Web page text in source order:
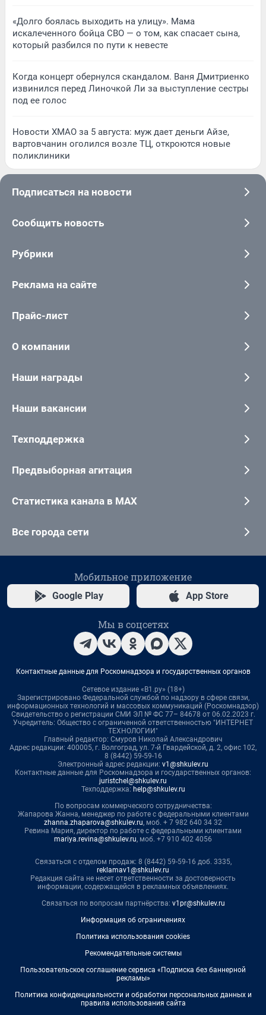
«Долго боялась выходить на улицу». Мама
искалеченного бойца СВО — о том, как спасает сына,
который разбился по пути к невесте
Когда концерт обернулся скандалом. Ваня Дмитриенко
извинился перед Линочкой Ли за выступление сестры
под ее голос
Новости ХМАО за 5 августа: муж дает деньги Айзе,
вартовчанин оголился возле ТЦ, откроются новые
поликлиники
Подписаться на новости
Сообщить новость
Рубрики
Реклама на сайте
Прайс-лист
О компании
Наши награды
Наши вакансии
Техподдержка
Предвыборная агитация
Статистика канала в MAX
Все города сети
Мобильное приложение
Google Play App Store
Мы в соцсетях
Контактные данные для Роскомнадзора и государственных органов
Сетевое издание «В1.ру» (18+)
Зарегистрировано Федеральной службой по надзору в сфере связи,
информационных технологий и массовых коммуникаций (Роскомнадзор)
Свидетельство о регистрации СМИ ЭЛ № ФС 77– 84678 от 06.02.2023 г.
Учредитель: Общество с ограниченной ответственностью "ИНТЕРНЕТ
ТЕХНОЛОГИИ"
Главный редактор: Смуров Николай Александрович
Адрес редакции: 400005, г. Волгоград, ул. 7-й Гвардейской, д. 2, офис 102,
8 (8442) 59-59-16
Электронный адрес редакции: v1@shkulev.ru
Контактные данные для Роскомнадзора и государственных органов:
juristchel@shkulev.ru
Техподдержка: help@shkulev.ru
По вопросам коммерческого сотрудничества:
Жапарова Жанна, менеджер по работе с федеральными клиентами
zhanna.zhaparova@shkulev.ru, моб. + 7 982 640 34 32
Ревина Мария, директор по работе с федеральными клиентами
mariya.revina@shkulev.ru, моб. +7 910 402 4056
Связаться с отделом продаж: 8 (8442) 59-59-16 доб. 3335,
reklamav1@shkulev.ru
Редакция сайта не несет ответственности за достоверность
информации, содержащейся в рекламных объявлениях.
Связаться по вопросам партнёрства: v1pr@shkulev.ru
Информация об ограничениях
Политика использования cookies
Рекомендательные системы
Пользовательское соглашение сервиса «Подписка без баннерной
рекламы»
Политика конфиденциальности и обработки персональных данных и
правила использования сайта